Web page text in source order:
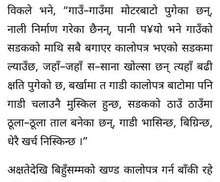
विकले भने, “गाउँ–गाउँमा मोटरबाटो पुगेका छन्,
नाली निर्माण गरेका छैनन्, पानी प¥यो भने गाउँको
सडकको माथि सबै बगाएर कालोपत्र भएको सडकमा
ल्याउँछ, जहाँ–जहाँ स–साना खोल्सा छन् त्यहाँ बढी
क्षति पुगेको छ, बर्खामा त गाडी कालोपत्र बाटोमा पनि
गाडी चलाउनै मुस्किल हुन्छ, सडकको ठाउँ ठाउँमा
ठूला–ठूला ताल बनेका छन्, गाडी भासिन्छ, बिग्रिन्छ,
धेरै खर्च निस्किन्छ ।”
अक्षतेदेखि बिहुँसम्मको खण्ड कालोपत्र गर्न बाँकी रहे